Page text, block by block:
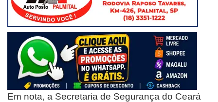
Em nota, a Secretaria de Segurança do Ceará